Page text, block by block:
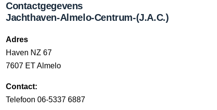
Contactgegevens
Jachthaven-Almelo-Centrum-(J.A.C.)
Adres
Haven NZ 67
7607 ET Almelo
Contact:
Telefoon 06-5337 6887